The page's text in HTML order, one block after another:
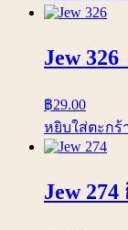
Jew
฿29.00
หยิบใส่ตะกร้
Jew